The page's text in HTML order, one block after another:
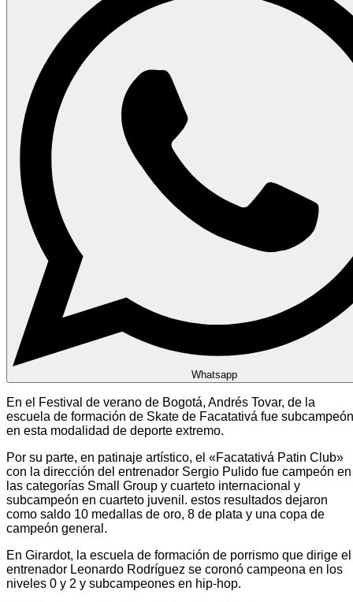
Whatsapp
En el Festival de verano de Bogotá, Andrés Tovar, de la
escuela de formación de Skate de Facatativá fue subcampeón
en esta modalidad de deporte extremo.
Por su parte, en patinaje artístico, el «Facatativá Patin Club»
con la dirección del entrenador Sergio Pulido fue campeón en
las categorías Small Group y cuarteto internacional y
subcampeón en cuarteto juvenil. estos resultados dejaron
como saldo 10 medallas de oro, 8 de plata y una copa de
campeón general.
En Girardot, la escuela de formación de porrismo que dirige el
entrenador Leonardo Rodríguez se coronó campeona en los
niveles 0 y 2 y subcampeones en hip-hop.